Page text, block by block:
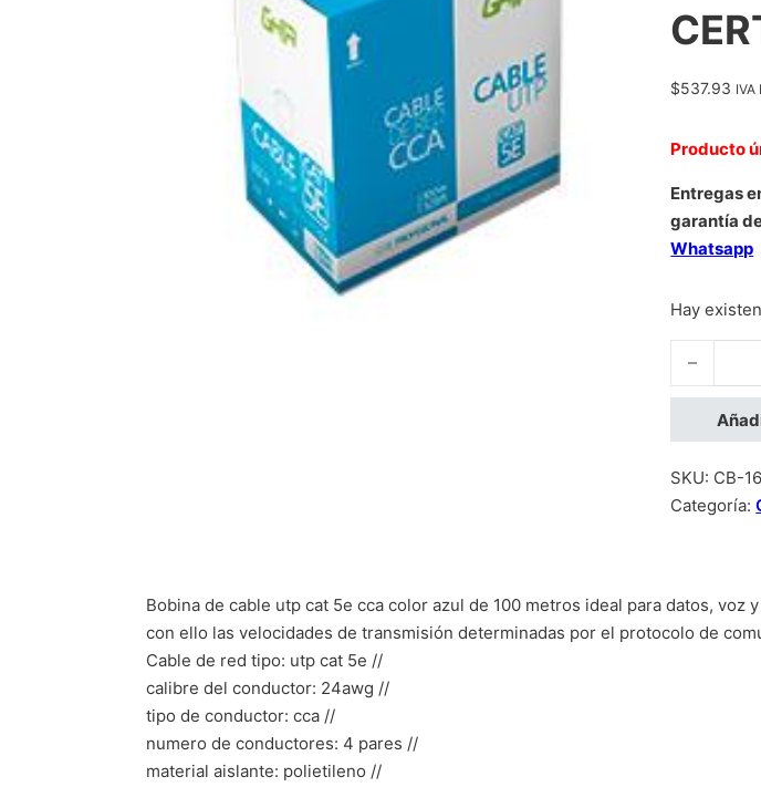
$537.93 IVA
Producto
Entregas
garantía
Whatsapp
Hay
BOBINA
SKU: CB-
Categoría:
Bobina de cable utp cat 5e cca color azul de 100 metros ideal para datos,
con ello las velocidades de transmisión determinadas por el protocolo de
Cable de red tipo: utp cat 5e //
calibre del conductor: 24awg //
tipo de conductor: cca //
numero de conductores: 4 pares //
material aislante: polietileno //